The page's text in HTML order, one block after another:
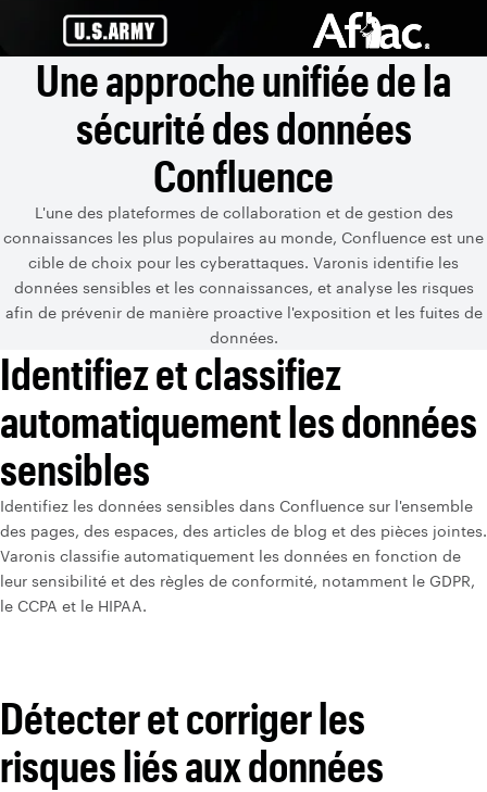
Une approche unifiée de la
sécurité des données
Confluence
L'une des plateformes de collaboration et de gestion des
connaissances les plus populaires au monde, Confluence est une
cible de choix pour les cyberattaques. Varonis identifie les
données sensibles et les connaissances, et analyse les risques
afin de prévenir de manière proactive l'exposition et les fuites de
données.
Identifiez et classifiez
automatiquement les données
sensibles
Identifiez les données sensibles dans Confluence sur l'ensemble
des pages, des espaces, des articles de blog et des pièces jointes.
Varonis classifie automatiquement les données en fonction de
leur sensibilité et des règles de conformité, notamment le GDPR,
le CCPA et le HIPAA.
Détecter et corriger les
risques liés aux données